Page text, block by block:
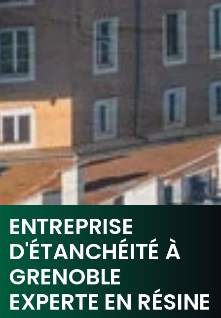
ENTREPRISE
D'ÉTANCHÉITÉ À
GRENOBLE
EXPERTE EN RÉSINE